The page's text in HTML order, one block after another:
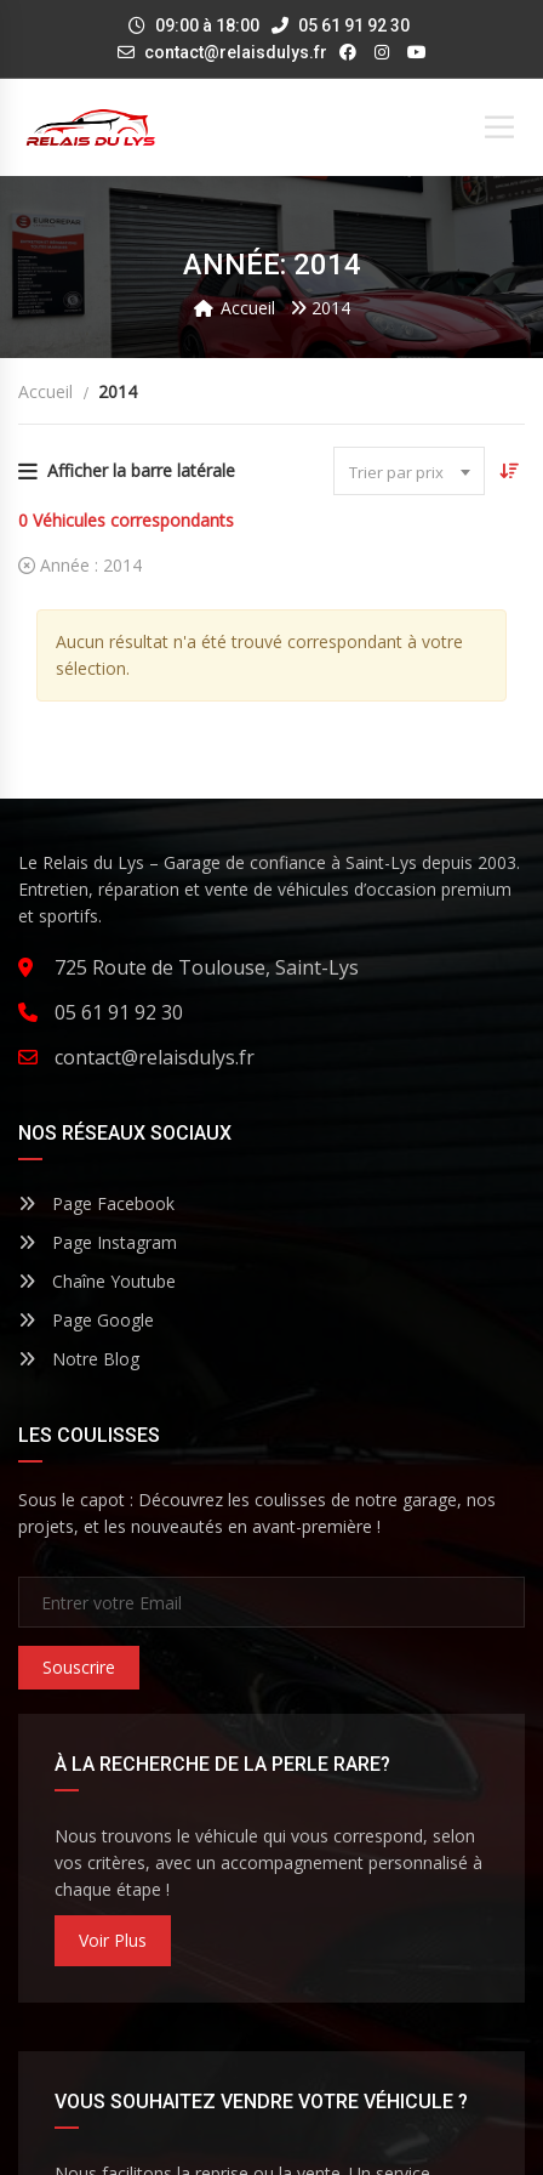
09:00 à 18:00
05 61 91 92 30
contact@relaisdulys.fr
ANNÉE: 2014
Accueil 2014
Accueil 2014
Afficher la barre latérale Trier par prix
0 Véhicules correspondants
Année : 2014
Aucun résultat n'a été trouvé correspondant à votre
sélection.
Le Relais du Lys – Garage de confiance à Saint-Lys depuis 2003.
Entretien, réparation et vente de véhicules d’occasion premium
et sportifs.
725 Route de Toulouse, Saint-Lys
05 61 91 92 30
contact@relaisdulys.fr
NOS RÉSEAUX SOCIAUX
Page Facebook
Page Instagram
Chaîne Youtube
Page Google
Notre Blog
LES COULISSES
Sous le capot : Découvrez les coulisses de notre garage, nos
projets, et les nouveautés en avant-première !
Souscrire
À LA RECHERCHE DE LA PERLE RARE?
Nous trouvons le véhicule qui vous correspond, selon
vos critères, avec un accompagnement personnalisé à
chaque étape !
Voir Plus
VOUS SOUHAITEZ VENDRE VOTRE VÉHICULE ?